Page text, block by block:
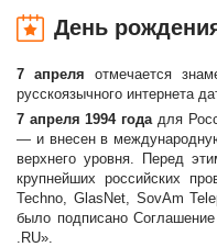
День
7 апреля отмечается
русскоязычного интернета
7 апреля 1994 года для
— и внесен в
верхнего уровня. Перед
крупнейших российских
Techno, GlasNet, SovAm
было подписано
.RU».